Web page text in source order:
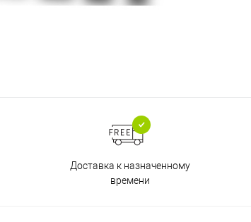
Доставка к назначенному
времени